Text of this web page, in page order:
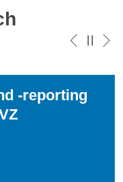
-reporting